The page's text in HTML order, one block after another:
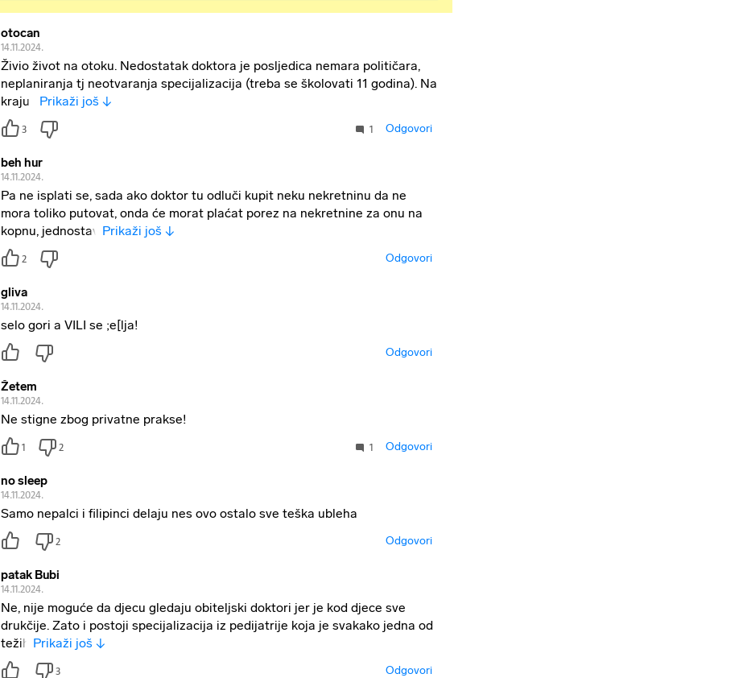
otocan
14.11.2024.
Živio život na otoku. Nedostatak doktora je posljedica nemara političara,
neplaniranja tj neotvaranja specijalizacija (treba se školovati 11 godina). Na
kraju i Prikaži još ↓
3 1 Odgovori
beh hur
14.11.2024.
Pa ne isplati se, sada ako doktor tu odluči kupit neku nekretninu da ne
mora toliko putovat, onda će morat plaćat porez na nekretnine za onu na
kopnu, jednostav Prikaži još ↓
2 Odgovori
gliva
14.11.2024.
selo gori a VILI se ;e[lja!
Odgovori
Žetem
14.11.2024.
Ne stigne zbog privatne prakse!
1 2 1 Odgovori
no sleep
14.11.2024.
Samo nepalci i filipinci delaju nes ovo ostalo sve teška ubleha
2 Odgovori
patak Bubi
14.11.2024.
Ne, nije moguće da djecu gledaju obiteljski doktori jer je kod djece sve
drukčije. Zato i postoji specijalizacija iz pedijatrije koja je svakako jedna od
težih Prikaži još ↓
3 Odgovori